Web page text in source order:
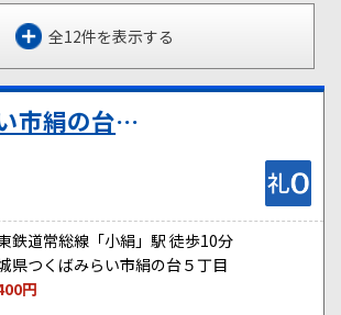
全12件を表示する
つくばみらい市絹の台５丁目の駐車場
鉄道常総線「小絹」駅 徒歩10分
県つくばみらい市絹の台５丁目
円